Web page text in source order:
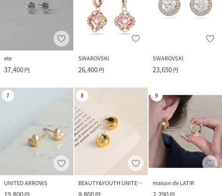
ete
37,400円
SWAROVSKI
26,400円
SWAROVSKI
23,650円
7
UNITED ARROWS
8
BEAUTY&YOUTH UNITED ARROWS
9
maison de LATIR